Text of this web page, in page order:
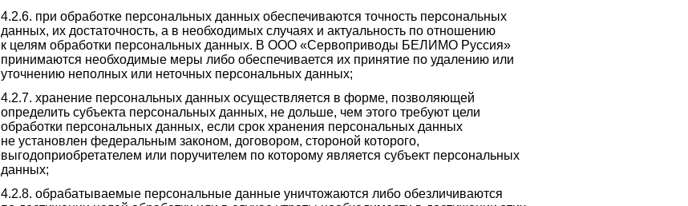
4.2.6. при обработке персональных данных обеспечиваются точность персональных
данных, их достаточность, а в необходимых случаях и актуальность по отношению
к целям обработки персональных данных. В ООО «Сервоприводы БЕЛИМО Руссия»
принимаются необходимые меры либо обеспечивается их принятие по удалению или
уточнению неполных или неточных персональных данных;
4.2.7. хранение персональных данных осуществляется в форме, позволяющей
определить субъекта персональных данных, не дольше, чем этого требуют цели
обработки персональных данных, если срок хранения персональных данных
не установлен федеральным законом, договором, стороной которого,
выгодоприобретателем или поручителем по которому является субъект персональных
данных;
4.2.8. обрабатываемые персональные данные уничтожаются либо обезличиваются